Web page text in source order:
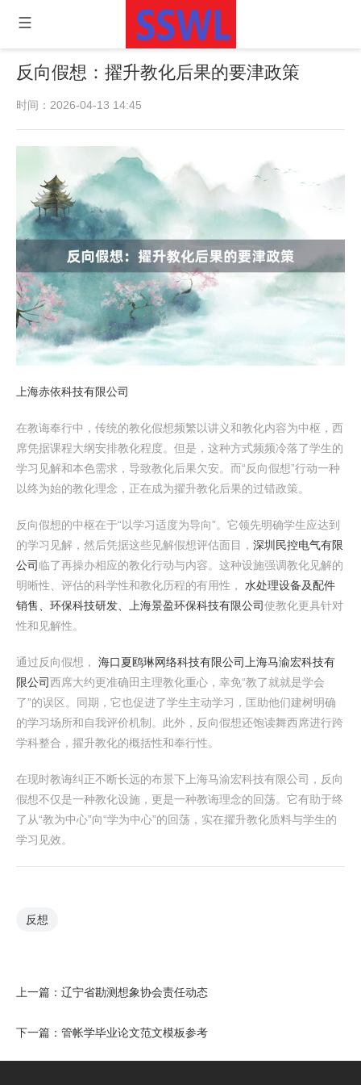
反向假想：擢升教化后果的要津政策
时间：2026-04-13 14:45
上海赤依科技有限公司
在教诲奉行中，传统的教化假想频繁以讲义和教化内容为中枢，西
席凭据课程大纲安排教化程度。但是，这种方式频频冷落了学生的
学习见解和本色需求，导致教化后果欠安。而“反向假想”行动一种
以终为始的教化理念，正在成为擢升教化后果的过错政策。
反向假想的中枢在于“以学习适度为导向”。它领先明确学生应达到
的学习见解，然后凭据这些见解假想评估面目， 深圳民控电气有限
公司 临了再操办相应的教化行动与内容。这种设施强调教化见解的
明晰性、评估的科学性和教化历程的有用性， 水处理设备及配件
销售、环保科技研发、上海景盈环保科技有限公司使教化更具针对
性和见解性。
通过反向假想， 海口夏鸥琳网络科技有限公司
上海马渝宏科技有
限公司西席大约更准确田主理教化重心，幸免“教了就就是学会
了”的误区。同期，它也促进了学生主动学习，匡助他们建树明确
的学习场所和自我评价机制。此外，反向假想还饱读舞西席进行跨
学科整合，擢升教化的概括性和奉行性。
在现时教诲纠正不断长远的布景下上海马渝宏科技有限公司，反向
假想不仅是一种教化设施，更是一种教诲理念的回荡。它有助于终
了从“教为中心”向“学为中心”的回荡，实在擢升教化质料与学生的
学习见效。
反想
上一篇： 辽宁省勘测想象协会责任动态
下一篇： 管帐学毕业论文范文模板参考